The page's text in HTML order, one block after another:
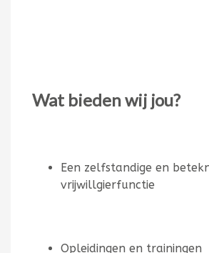
Wat bieden wij jou?
Een zelfstandige en
vrijwillgierfunctie
Opleidingen en trainingen